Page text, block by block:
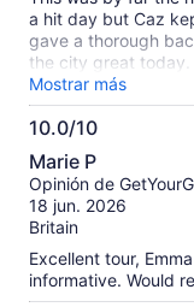
a hit day but Caz
gave a thorough
the city great
the wine trade and
Bordeaux, do this
Mostrar más
10.0/10
10.0
de
10
Marie P
Opinión de
18 jun. 2026
Britain
Excellent tour,
informative. Would